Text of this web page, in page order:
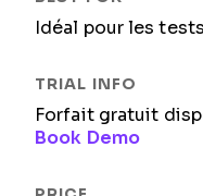
Idéal pour les
Forfait gratuit
Book Demo